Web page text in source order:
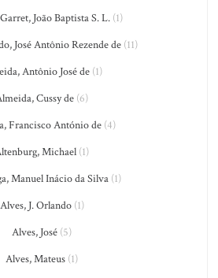
João Baptista S. L.(1)
José Antônio Rezende de (11)
Antônio José de (1)
Cussy de (6)
Francisco António de (4)
Michael (1)
Manuel Inácio da Silva(1)
Alves, J. Orlando(1)
Alves, José (5)
Alves, Mateus (1)